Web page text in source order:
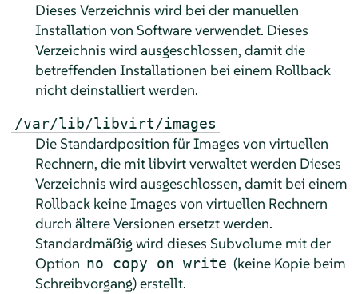
Dieses Verzeichnis wird bei der manuellen
Installation von Software verwendet. Dieses
Verzeichnis wird ausgeschlossen, damit die
betreffenden Installationen bei einem Rollback
nicht deinstalliert werden.
/var/lib/libvirt/images
Die Standardposition für Images von virtuellen
Rechnern, die mit libvirt verwaltet werden Dieses
Verzeichnis wird ausgeschlossen, damit bei einem
Rollback keine Images von virtuellen Rechnern
durch ältere Versionen ersetzt werden.
Standardmäßig wird dieses Subvolume mit der
Option no copy on write (keine Kopie beim
Schreibvorgang) erstellt.